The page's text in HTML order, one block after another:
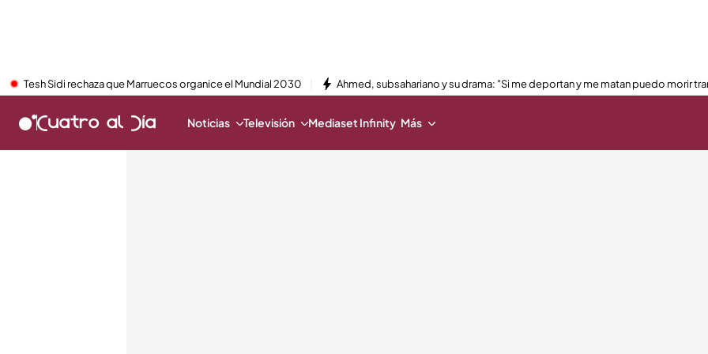
Tesh Sidi rechaza que Marruecos organice el Mundial 2030 Ahmed, subsahariano y su drama: "Si me deportan y me matan puedo morir
Noticias Televisión Mediaset Infinity Más